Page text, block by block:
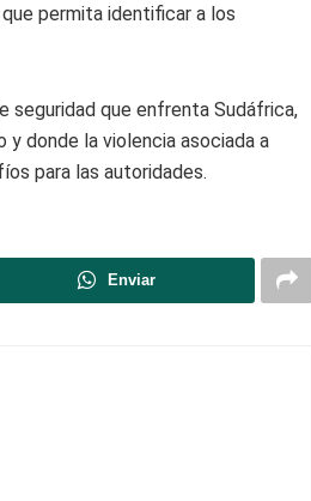
permita identificar a los
seguridad que enfrenta Sudáfrica,
y donde la violencia asociada a
para las autoridades.
Enviar